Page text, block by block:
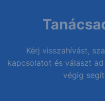
Kérj visszahívást,
kapcsolatot és választ
végig